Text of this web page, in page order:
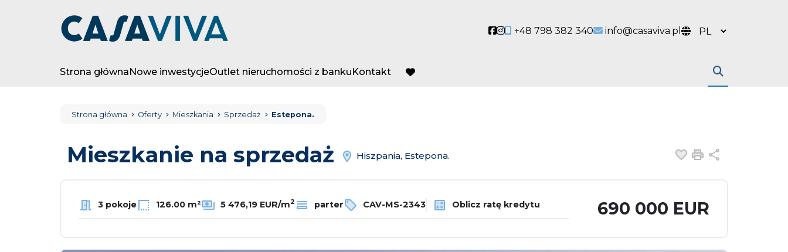
Social link
Social link
+48 798 382 340 info@casaviva.pl
Strona głównaNowe inwestycjeOutlet nieruchomości z bankuKontakt
favorite
Strona główna Oferty Mieszkania Sprzedaż Estepona.
Mieszkanie na sprzedaż Hiszpania, Estepona. Dodaj do
Drukuj
3 pokoje 126.00 m² 5 476,19 EUR/m2 parter CAV-MS-2343 Oblicz ratę kredytu 690 000 EUR